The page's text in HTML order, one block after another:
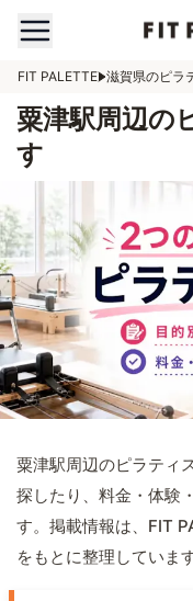
FIT PALETTE 滋賀県のピラ
粟津駅周辺の
す
粟津駅周辺のピラティ
探したり、料金・体験
す。掲載情報は、FIT
をもとに整理しています